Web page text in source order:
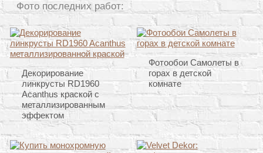
Фото последних работ:
Декорирование
линкрусты RD1960
Acanthus краской с
металлизированным
эффектом
Фотообои Самолеты в
горах в детской
комнате